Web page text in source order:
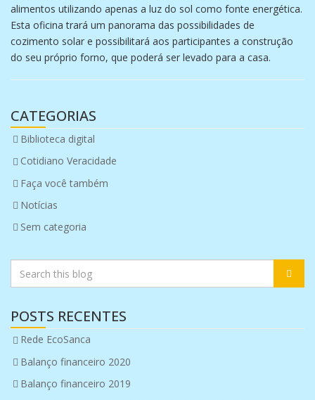
alimentos utilizando apenas a luz do sol como fonte energética.
Esta oficina trará um panorama das possibilidades de
cozimento solar e possibilitará aos participantes a construção
do seu próprio forno, que poderá ser levado para a casa.
CATEGORIAS
Biblioteca digital
Cotidiano Veracidade
Faça você também
Notícias
Sem categoria
POSTS RECENTES
Rede EcoSanca
Balanço financeiro 2020
Balanço financeiro 2019